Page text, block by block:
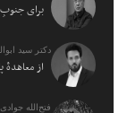
برای جنوبِ
دکتر سید
از معاهدهٔ
فتح‌الله